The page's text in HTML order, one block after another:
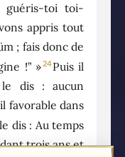
guéris-toi toi-
appris tout
; fais donc de
!” »24 Puis il
dis : aucun
favorable dans
dis : Au temps
trois ans et